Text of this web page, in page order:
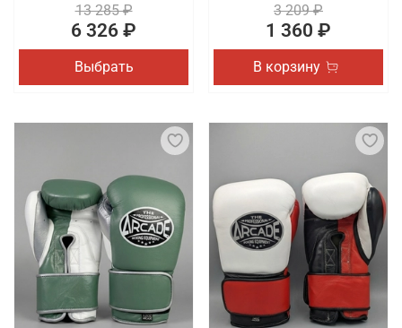
13 285 ₽
6 326 ₽
Выбрать
3 209 ₽
1 360 ₽
В корзину